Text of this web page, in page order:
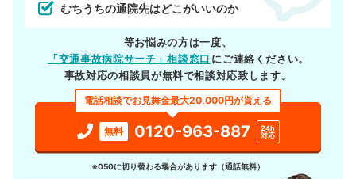
むちうちの通院先はどこがいいのか
等お悩みの方は一度、
「交通事故病院サーチ」相談窓口 にご連絡ください。
事故対応の相談員が無料で相談対応致します。
電話相談でお見舞金最大20,000円が貰える
無料 0120-963-887
24h
対応
※050に切り替わる場合があります（通話無料）